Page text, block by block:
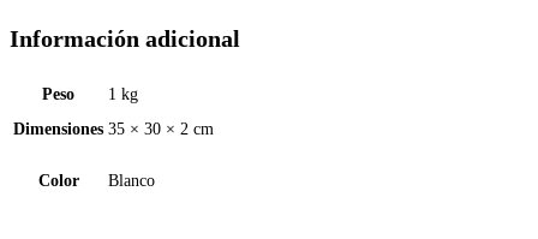
Información adicional
Peso
1 kg
Dimensiones 35 × 30 × 2 cm
Color Blanco